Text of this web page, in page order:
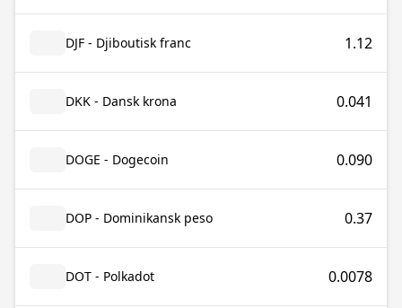
DJF - Djiboutisk franc 1.12
DKK - Dansk krona 0.041
DOGE - Dogecoin 0.090
DOP - Dominikansk peso 0.37
DOT - Polkadot 0.0078